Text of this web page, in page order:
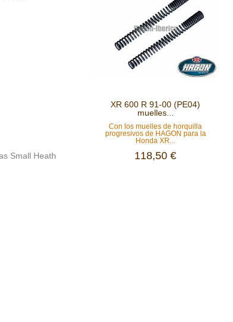
Small Heath
XR 600 R 91-00 (PE04)
muelles...
Con los muelles de horquilla
progresivos de HAGON para la
Honda XR...
118,50 €